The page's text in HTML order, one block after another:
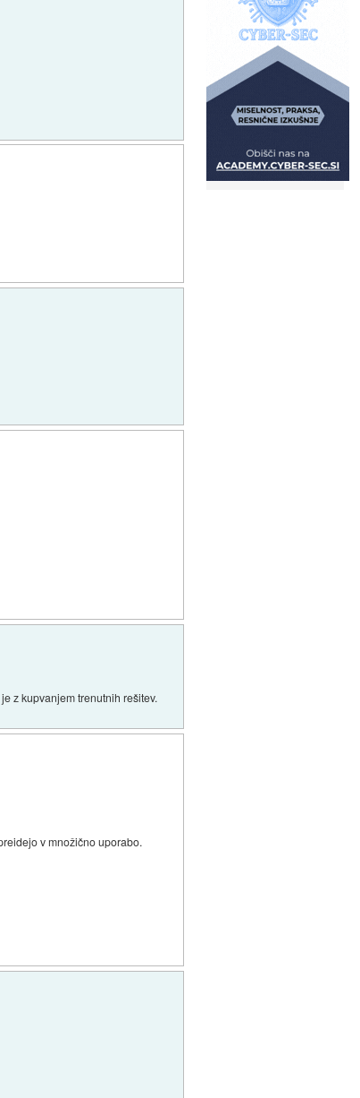
z kupvanjem trenutnih rešitev.
v množično uporabo.